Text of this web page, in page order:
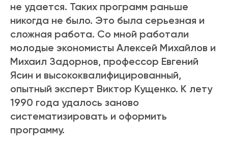
не удается. Таких программ раньше
никогда не было. Это была серьезная и
сложная работа. Со мной работали
молодые экономисты Алексей Михайлов и
Михаил Задорнов, профессор Евгений
Ясин и высококвалифицированный,
опытный эксперт Виктор Кущенко. К лету
1990 года удалось заново
систематизировать и оформить
программу.